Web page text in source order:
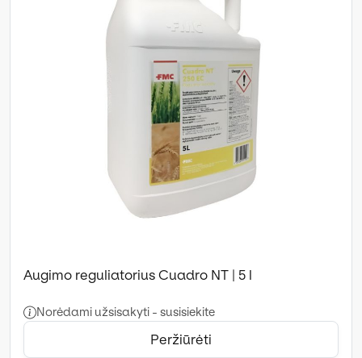
Augimo reguliatorius Cuadro NT | 5 l
Norėdami užsisakyti - susisiekite
Peržiūrėti